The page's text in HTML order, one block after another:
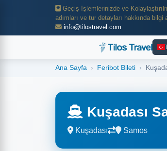
Geçiş İşlemlerinizde ve
adımları ve tur detayları hakkında
info@tilostravel.com
Ana Sayfa Feribot Bileti
Kuşadası
Kuşadası Samos